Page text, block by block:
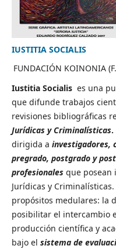
IUSTITIA SOCIALIS
FUNDACIÓN KOINONIA
Iustitia Socialis es una
que difunde trabajos
revisiones bibliográficas
Jurídicas y Criminalísticas.
dirigida a investigadores,
pregrado, postgrado y
profesionales que posean
Jurídicas y
propósitos medulares: la
posibilitar el intercambio
producción científica y
bajo el sistema de